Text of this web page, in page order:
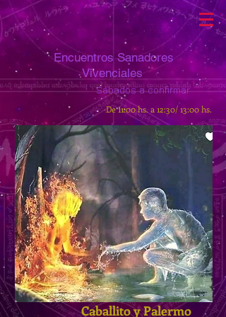
Encuentros Sanadores
Vivenciales
Sábadosa confirmar
De 11:00 hs. a 12:30/ 13:00 hs.
Caballito y Palermo